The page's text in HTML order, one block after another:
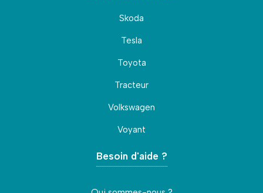
Skoda
Tesla
Toyota
Tracteur
Volkswagen
Voyant
Besoin d'aide ?